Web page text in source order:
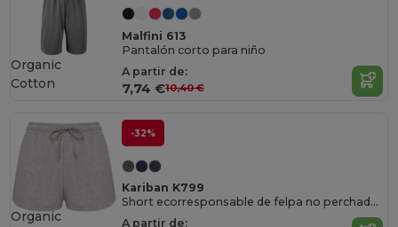
Malfini 613
Pantalón corto para niño
A partir de:
7,74 €10,40 €
Organic
Cotton
-32%
Kariban K799
Short ecorresponsable de felpa no perchada mujer<br/>
A partir de:
Organic